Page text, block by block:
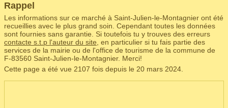
Rappel
Les informations sur ce marché à Saint-Julien-le-Montagnier ont été
recueillies avec le plus grand soin. Cependant toutes les données
sont fournies sans garantie. Si toutefois tu y trouves des erreurs
contacte s.t.p l'auteur du site , en particulier si tu fais partie des
services de la mairie ou de l'office de tourisme de la commune de
F‑83560 Saint-Julien-le-Montagnier. Merci!
Cette page a été vue 2107 fois depuis le 20 mars 2024.